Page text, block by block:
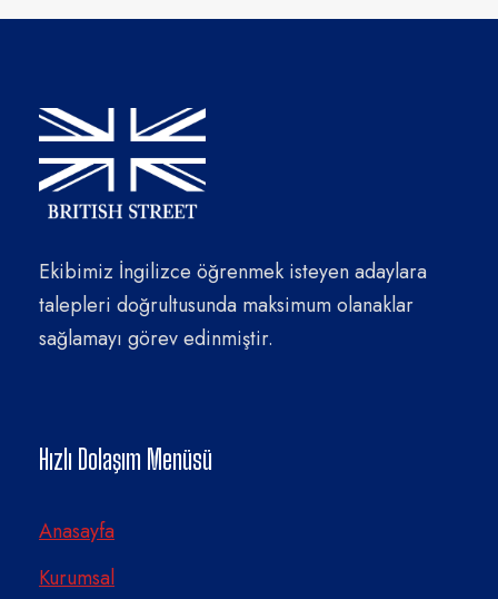
Ekibimiz İngilizce öğrenmek isteyen adaylara
talepleri doğrultusunda maksimum olanaklar
sağlamayı görev edinmiştir.
Hızlı Dolaşım Menüsü
Anasayfa
Kurumsal